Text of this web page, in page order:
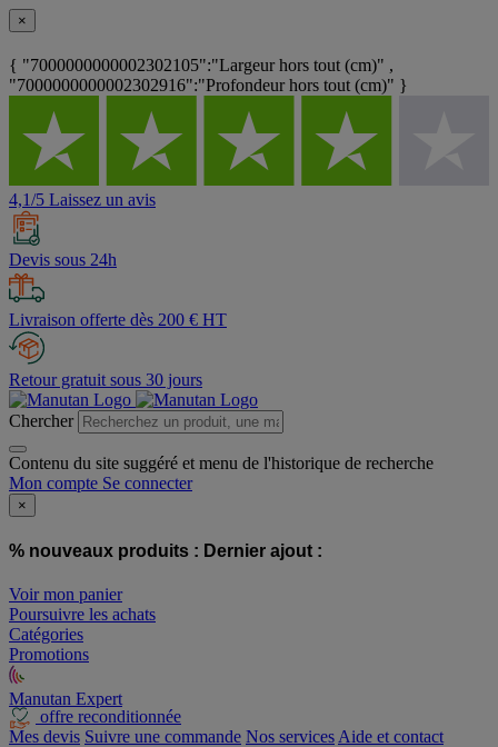
×
{ "7000000000002302105":"Largeur hors tout (cm)" ,
"7000000000002302916":"Profondeur hors tout (cm)" }
4,1/5 Laissez un avis
Devis sous 24h
Livraison offerte dès 200 € HT
Retour gratuit sous 30 jours
Chercher
Contenu du site suggéré et menu de l'historique de recherche
Mon compte Se connecter
×
% nouveaux produits : Dernier ajout :
Voir mon panier
Poursuivre les achats
Catégories
Promotions
Manutan Expert
offre reconditionnée
Mes devis Suivre une commande Nos services Aide et contact